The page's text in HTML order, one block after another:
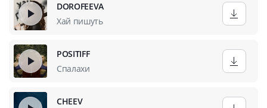
DOROFEEVA
Хай пишуть
POSITIFF
Спалахи
CHEEV